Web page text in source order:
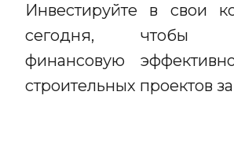
Инвестируйте в свои
сегодня, чтобы
финансовую
строительных проектов